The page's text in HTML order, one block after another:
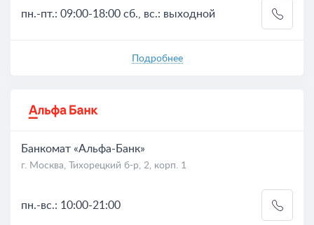
пн.-пт.: 09:00-18:00 сб., вс.: выходной
Подробнее
Банкомат «Альфа-Банк»
г. Москва, Тихорецкий б-р, 2, корп. 1
пн.-вс.: 10:00-21:00